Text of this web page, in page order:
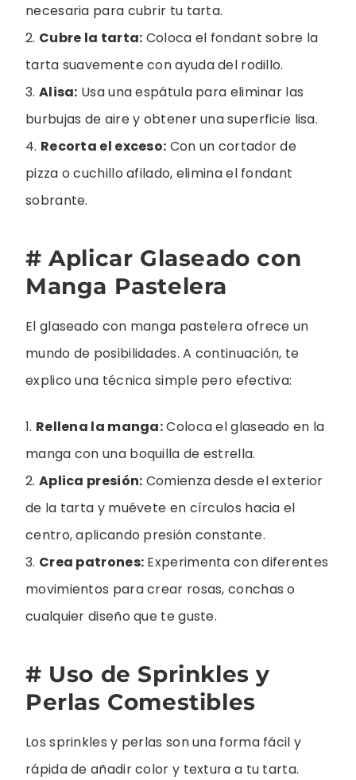
necesaria para cubrir tu tarta.
2. Cubre la tarta: Coloca el fondant sobre la
tarta suavemente con ayuda del rodillo.
3. Alisa: Usa una espátula para eliminar las
burbujas de aire y obtener una superficie lisa.
4. Recorta el exceso: Con un cortador de
pizza o cuchillo afilado, elimina el fondant
sobrante.
# Aplicar Glaseado con
Manga Pastelera
El glaseado con manga pastelera ofrece un
mundo de posibilidades. A continuación, te
explico una técnica simple pero efectiva:
1. Rellena la manga:Coloca el glaseado en la
manga con una boquilla de estrella.
2. Aplica presión: Comienza desde el exterior
de la tarta y muévete en círculos hacia el
centro, aplicando presión constante.
3. Crea patrones: Experimenta con diferentes
movimientos para crear rosas, conchas o
cualquier diseño que te guste.
# Uso de Sprinkles y
Perlas Comestibles
Los sprinkles y perlas son una forma fácil y
rápida de añadir color y textura a tu tarta.